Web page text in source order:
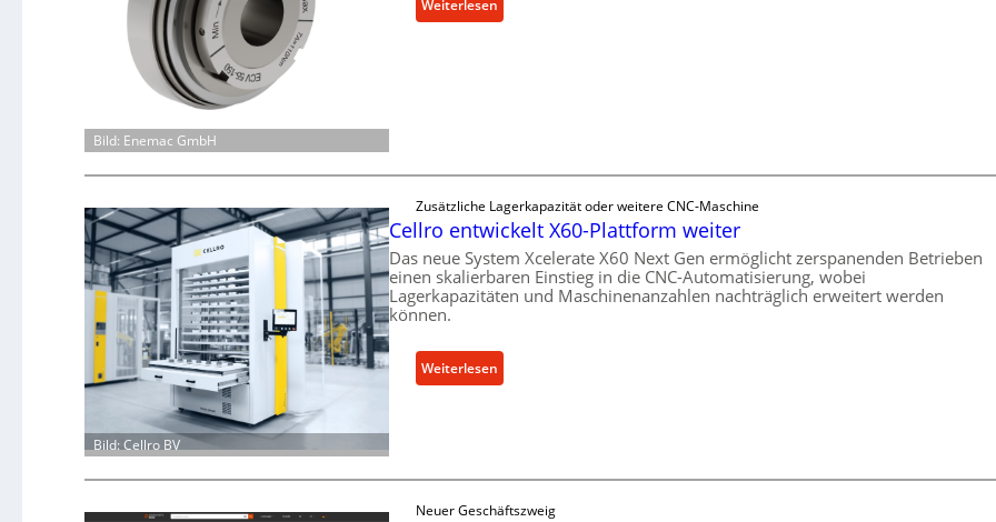
Bild: Enemac GmbH
Weiterlesen:
M
c
h
e
r
Ü
e
r
c
Bild: Cellro BV
Zusätzliche Lagerkapazität oder weitere CNC-Maschine
Cellro entwickelt X60-Plattform weiter
Das neue System Xcelerate X60 Next Gen ermöglicht zerspanenden Betrieben
einen skalierbaren Einstieg in die CNC-Automatisierung, wobei
Lagerkapazitäten und Maschinenanzahlen nachträglich erweitert werden
können.
Weiterlesen:
C
r
o
Neuer Geschäftszweig